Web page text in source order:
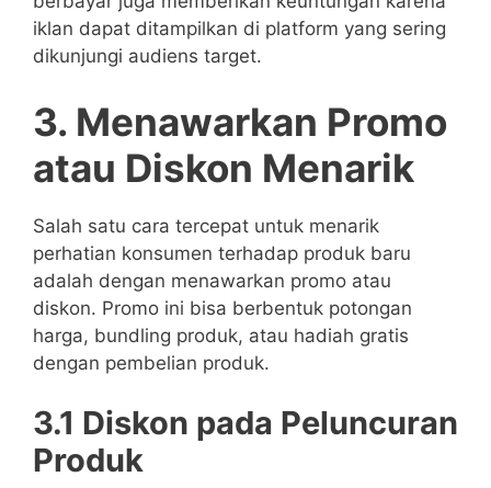
iklan dapat ditampilkan di platform yang sering
dikunjungi audiens target.
3. Menawarkan Promo
atau Diskon Menarik
Salah satu cara tercepat untuk menarik
perhatian konsumen terhadap produk baru
adalah dengan menawarkan promo atau
diskon. Promo ini bisa berbentuk potongan
harga, bundling produk, atau hadiah gratis
dengan pembelian produk.
3.1 Diskon pada Peluncuran
Produk